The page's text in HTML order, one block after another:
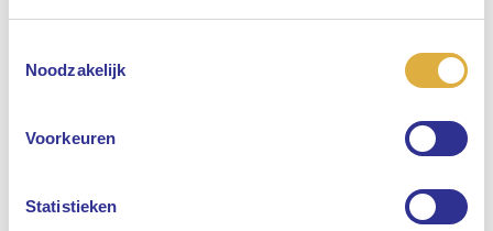
Noodzakelijk
Voorkeuren
Statistieken
Ronald Wuijster in Leaders in Finance-
podcast